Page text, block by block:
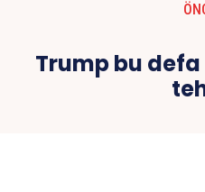
Trump bu